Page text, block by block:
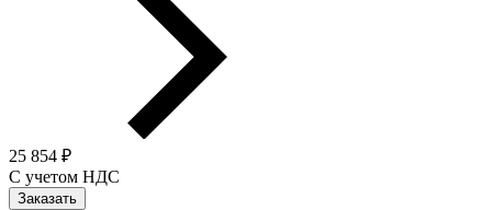
25 854 ₽
С учетом НДС
Заказать